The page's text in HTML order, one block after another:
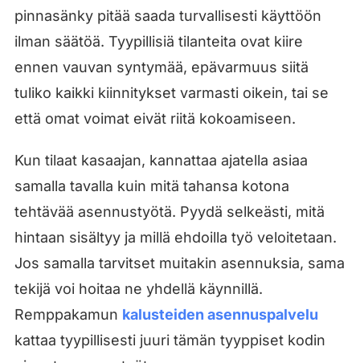
pinnasänky pitää saada turvallisesti käyttöön
ilman säätöä. Tyypillisiä tilanteita ovat kiire
ennen vauvan syntymää, epävarmuus siitä
tuliko kaikki kiinnitykset varmasti oikein, tai se
että omat voimat eivät riitä kokoamiseen.
Kun tilaat kasaajan, kannattaa ajatella asiaa
samalla tavalla kuin mitä tahansa kotona
tehtävää asennustyötä. Pyydä selkeästi, mitä
hintaan sisältyy ja millä ehdoilla työ veloitetaan.
Jos samalla tarvitset muitakin asennuksia, sama
tekijä voi hoitaa ne yhdellä käynnillä.
Remppakamun kalusteiden asennuspalvelu
kattaa tyypillisesti juuri tämän tyyppiset kodin